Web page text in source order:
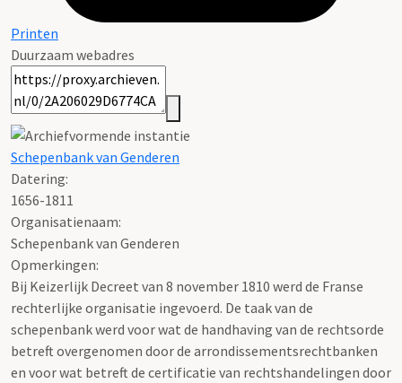
Printen
Duurzaam webadres
Schepenbank van Genderen
Datering:
1656-1811
Organisatienaam:
Schepenbank van Genderen
Opmerkingen:
Bij Keizerlijk Decreet van 8 november 1810 werd de Franse
rechterlijke organisatie ingevoerd. De taak van de
schepenbank werd voor wat de handhaving van de rechtsorde
betreft overgenomen door de arrondissementsrechtbanken
en voor wat betreft de certificatie van rechtshandelingen door